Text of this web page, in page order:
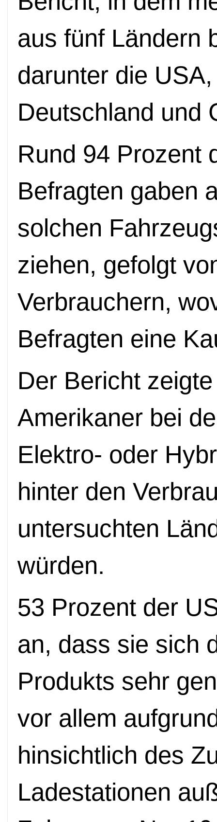
aus fünf Ländern
darunter die
Deutschland und
Rund 94 Prozent
Befragten gaben
solchen
ziehen, gefolgt
Verbrauchern,
Befragten eine
Der Bericht
Amerikaner bei
Elektro- oder
hinter den
untersuchten
würden.
53 Prozent der
an, dass sie sich
Produkts sehr
vor allem
hinsichtlich des
Ladestationen